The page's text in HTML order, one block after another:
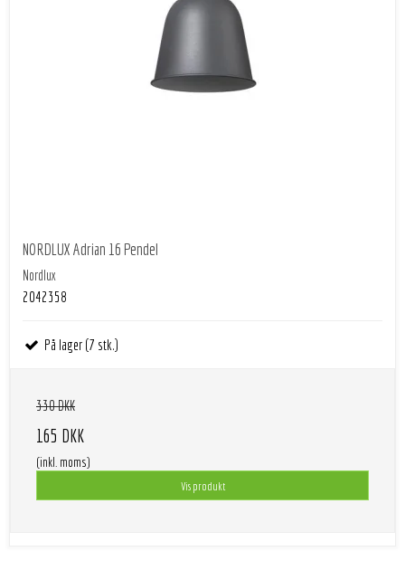
NORDLUX Adrian 16 Pendel
Nordlux
2042358
På lager (7 stk.)
330 DKK
165 DKK
(inkl. moms)
Vis produkt